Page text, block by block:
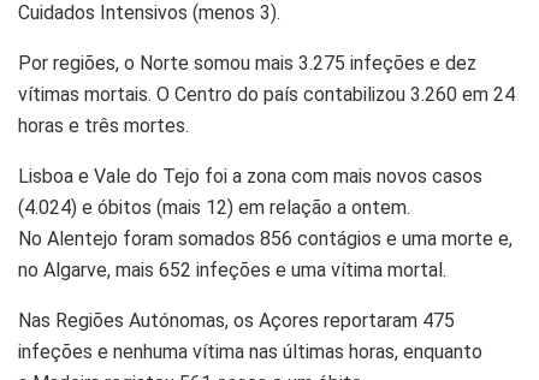
Cuidados Intensivos (menos 3).
Por regiões, o Norte somou mais 3.275 infeções e dez
vítimas mortais. O Centro do país contabilizou 3.260 em 24
horas e três mortes.
Lisboa e Vale do Tejo foi a zona com mais novos casos
(4.024) e óbitos (mais 12) em relação a ontem.
No Alentejo foram somados 856 contágios e uma morte e,
no Algarve, mais 652 infeções e uma vítima mortal.
Nas Regiões Autónomas, os Açores reportaram 475
infeções e nenhuma vítima nas últimas horas, enquanto